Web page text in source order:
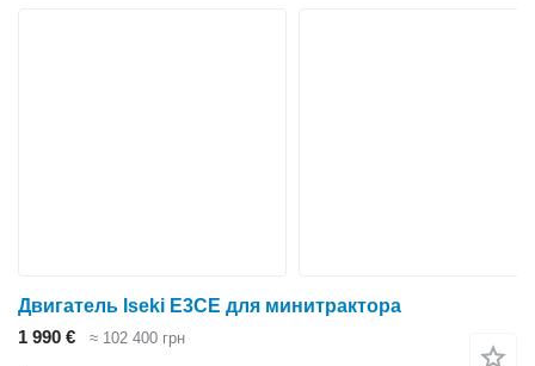
Двигатель Iseki E3CE для минитрактора
1 990 €
≈ 102 400 грн